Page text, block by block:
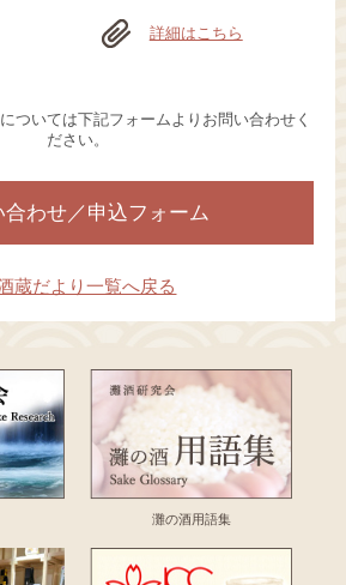
詳細はこちら
ついては下記フォームよりお問い合わせく
ださい。
合わせ／申込フォーム
蔵だより一覧へ戻る
灘の酒用語集